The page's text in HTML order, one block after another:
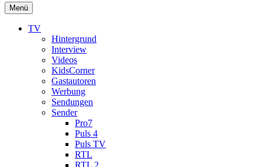
Menü Zum
Inhalt
springen
TV
Hintergrund
Interview
Videos
KidsCorner
Gastautoren
Werbung
Sendungen
Sender
Pro7
Puls 4
Puls TV
RTL
RTL 2